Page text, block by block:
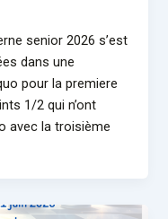
senior 2026 s’est
dans une
pour la premiere
1/2 qui n’ont
avec la troisième